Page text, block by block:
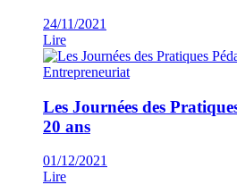
24/11/2021
Lire
Entrepreneuriat
Les Journées des
20 ans
01/12/2021
Lire